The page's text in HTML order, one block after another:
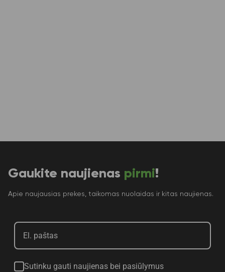
Gaukite naujienas pirmi!
Apie naujausias prekes, taikomas nuolaidas ir kitas naujienas.
Sutinku gauti naujienas bei pasiūlymus